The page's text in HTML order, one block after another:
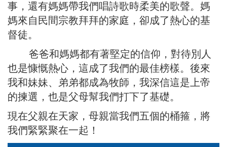
事，還有媽媽帶我們唱詩歌時柔美的歌聲。媽
媽來自民間宗教拜拜的家庭，卻成了熱心的基
督徒。
爸爸和媽媽都有著堅定的信仰，對待別人
也是慷慨熱心，這成了我們的最佳榜樣。後來
我和妹妹、弟弟都成為牧師，我深信這是上帝
的揀選，也是父母幫我們打下了基礎。
現在父親在天家，母親當我們五個的桶箍，將
我們緊緊聚在一起！